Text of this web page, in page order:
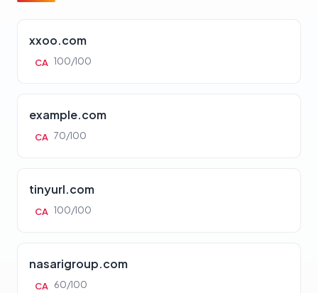
xxoo.com
CA 100/100
example.com
CA 70/100
tinyurl.com
CA 100/100
nasarigroup.com
CA 60/100